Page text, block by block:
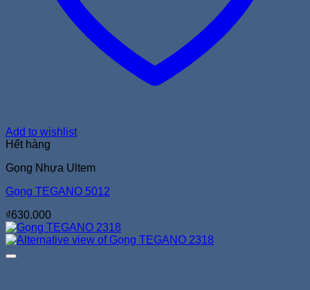
Add to wishlist
Hết hàng
Gọng Nhựa Ultem
Gọng TEGANO 5012
₫630.000